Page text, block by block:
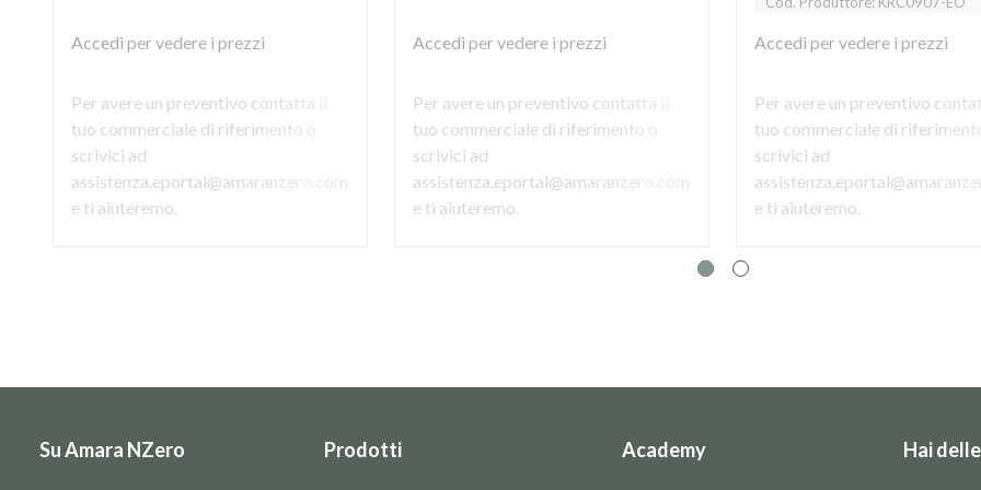
Accedi per vedere i prezzi
Per avere un preventivo contatta il
tuo commerciale di riferimento o
scrivici ad
assistenza.eportal@amaranzero.com
e ti aiuteremo.
Accedi per vedere i prezzi
Per avere un preventivo contatta il
tuo commerciale di riferimento o
scrivici ad
assistenza.eportal@amaranzero.com
e ti aiuteremo.
Accedi per vedere i prezzi
Per avere un preventivo
tuo commerciale di riferimento
scrivici ad
e ti aiuteremo.
Su Amara NZero Prodotti Academy Hai